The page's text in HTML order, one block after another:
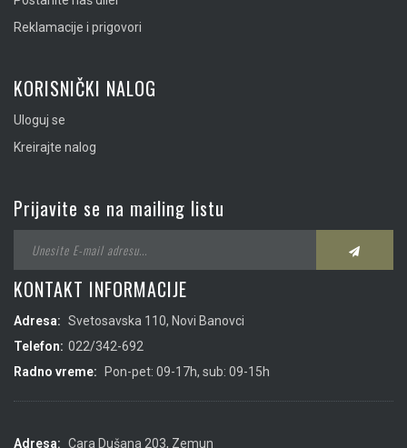
Reklamacije i prigovori
KORISNIČKI NALOG
Uloguj se
Kreirajte nalog
Prijavite se na mailing listu
KONTAKT INFORMACIJE
Adresa: Svetosavska 110, Novi Banovci
Telefon: 022/342-692
Radno vreme:
Pon-pet: 09-17h, sub: 09-15h
Adresa: Cara Dušana 203, Zemun